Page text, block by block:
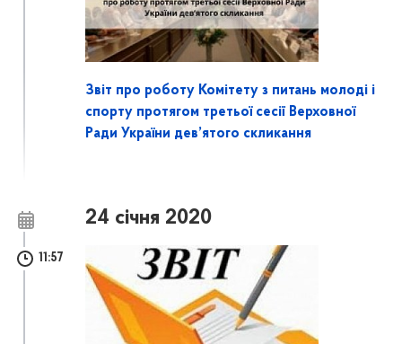
Звіт про роботу Комітету з питань молоді і
спорту протягом третьої сесії Верховної
Ради України дев’ятого скликання
24 січня 2020
11:57